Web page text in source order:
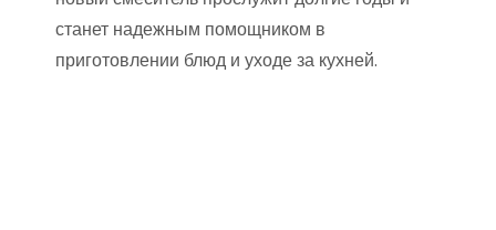
станет надежным помощником в
приготовлении блюд и уходе за кухней.